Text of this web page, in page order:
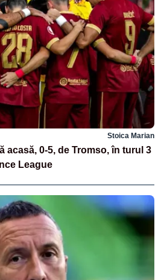
Stoica Marian
acasă, 0-5, de Tromso, în turul 3
League